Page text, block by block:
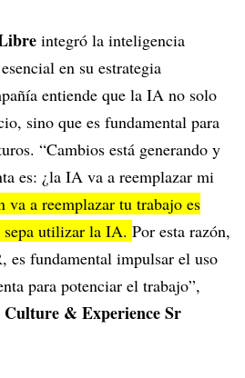
integró la inteligencia
en su estrategia
entiende que la IA no solo
sino que es fundamental para
“Cambios está generando y
es: ¿la IA va a reemplazar mi
va a reemplazar tu trabajo es
sepa utilizar la IA. Por esta razón,
es fundamental impulsar el uso
para potenciar el trabajo”,
& Experience Sr